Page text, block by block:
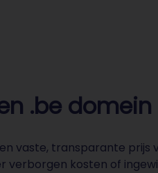
.be domein
vaste, transparante
verborgen kosten of